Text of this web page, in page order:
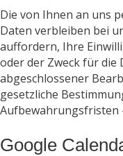
Die von Ihnen an uns
Daten verbleiben bei
auffordern, Ihre
oder der Zweck für die
abgeschlossener
gesetzliche
Aufbewahrungsfristen
Google